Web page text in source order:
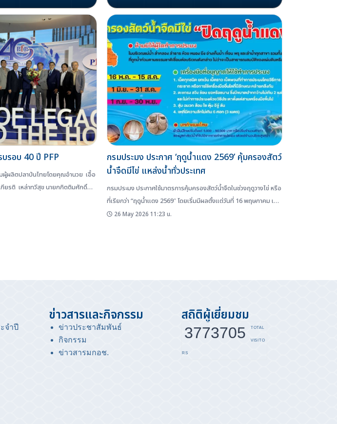
รอบ 40 ปี PFP
ผู้ผลิตปลาป่นไทยโดยคุณอำนวย เอื้อ
ยรติ เหล่าทวีสุข นายกกิตติมศักดิ์
ร์ชัย นายกกิตติมศักดิ์สมาคมฯ
กรมประมง ประกาศ ‘ฤดูน้ำแดง 2569’ คุ้มครองสัตว์
น้ำจืดมีไข่ แหล่งน้ำทั่วประเทศ
กรมประมง ประกาศใช้มาตรการคุ้มครองสัตว์น้ำจืดในช่วงฤดูวางไข่ หรือ
ที่เรียกว่า “ฤดูน้ำแดง 2569″ โดยเริ่มมีผลตั้งแต่วันที่ 16 พฤษภาคม เพื่อ
ให้สัตว์น้ำจืดมีโอกาสขยายพันธุ์และเพิ่มจำนวนในแหล่งน้ำธรรมชาติทั่ว
26 May 2026 11:23 น.
จำปี
ข่าวสารและกิจกรรม
ข่าวประชาสัมพันธ์
กิจกรรม
ข่าวสารมกอช.
สถิติผู้เยี่ยมชม
3773705
TOTAL
VISITO
RS